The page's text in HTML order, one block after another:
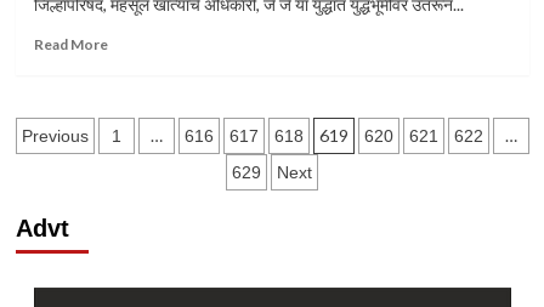
जिल्हापरिषद, महसूल खात्याचे अधिकारी, जे जे या युद्धात युद्धभूमीवर उतरून...
Read MoreRead
विरोधात
लढण्यासाठी
Posts
Previous 1 … 616 617 618 619 620 621 622 …
629 Next
Advt